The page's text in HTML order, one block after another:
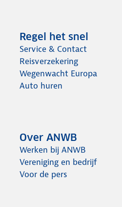
Regel het snel
Service & Contact
Reisverzekering
Wegenwacht Europa
Auto huren
Over ANWB
Werken bij ANWB
Vereniging en bedrijf
Voor de pers